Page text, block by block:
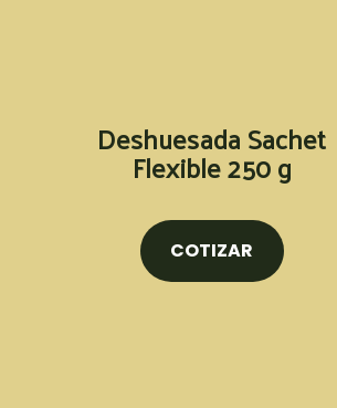
Deshuesada Sachet
Flexible 250 g
COTIZAR